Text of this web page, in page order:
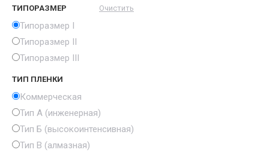
ТИПОРАЗМЕР
Типоразмер I
Типоразмер II
Типоразмер III
ТИП ПЛЕНКИ
Коммерческая
Тип А (инженерная)
Тип Б (высокоинтенсивная)
Тип В (алмазная)
Очистить